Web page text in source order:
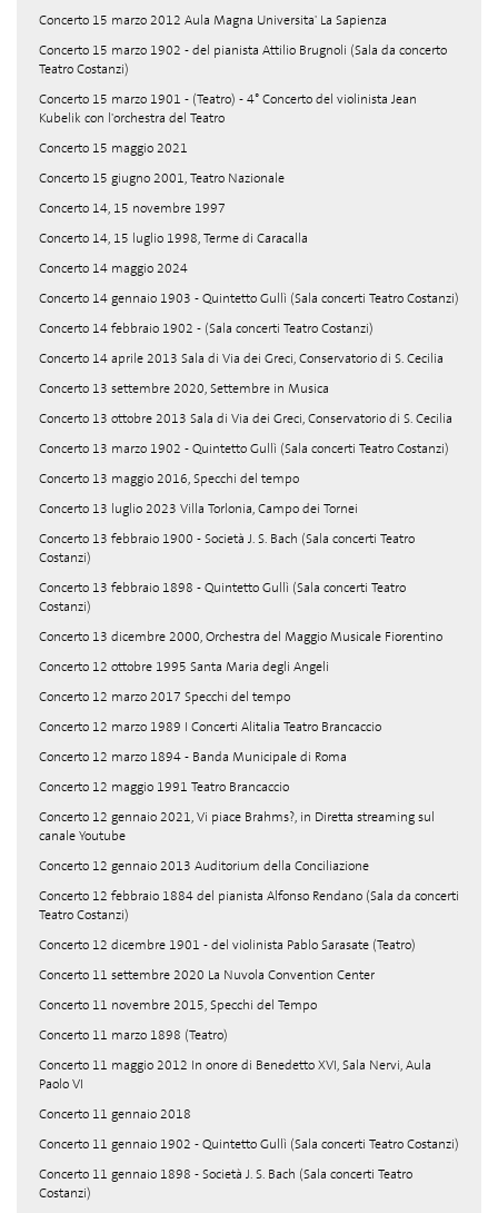
Concerto 15 marzo 2012 Aula Magna Universita' La Sapienza
Concerto 15 marzo 1902 - del pianista Attilio Brugnoli (Sala da concerto
Teatro Costanzi)
Concerto 15 marzo 1901 - (Teatro) - 4° Concerto del violinista Jean
Kubelik con l'orchestra del Teatro
Concerto 15 maggio 2021
Concerto 15 giugno 2001, Teatro Nazionale
Concerto 14, 15 novembre 1997
Concerto 14, 15 luglio 1998, Terme di Caracalla
Concerto 14 maggio 2024
Concerto 14 gennaio 1903 - Quintetto Gullì (Sala concerti Teatro Costanzi)
Concerto 14 febbraio 1902 - (Sala concerti Teatro Costanzi)
Concerto 14 aprile 2013 Sala di Via dei Greci, Conservatorio di S. Cecilia
Concerto 13 settembre 2020, Settembre in Musica
Concerto 13 ottobre 2013 Sala di Via dei Greci, Conservatorio di S. Cecilia
Concerto 13 marzo 1902 - Quintetto Gullì (Sala concerti Teatro Costanzi)
Concerto 13 maggio 2016, Specchi del tempo
Concerto 13 luglio 2023 Villa Torlonia, Campo dei Tornei
Concerto 13 febbraio 1900 - Società J. S. Bach (Sala concerti Teatro
Costanzi)
Concerto 13 febbraio 1898 - Quintetto Gullì (Sala concerti Teatro
Costanzi)
Concerto 13 dicembre 2000, Orchestra del Maggio Musicale Fiorentino
Concerto 12 ottobre 1995 Santa Maria degli Angeli
Concerto 12 marzo 2017 Specchi del tempo
Concerto 12 marzo 1989 I Concerti Alitalia Teatro Brancaccio
Concerto 12 marzo 1894 - Banda Municipale di Roma
Concerto 12 maggio 1991 Teatro Brancaccio
Concerto 12 gennaio 2021, Vi piace Brahms?, in Diretta streaming sul
canale Youtube
Concerto 12 gennaio 2013 Auditorium della Conciliazione
Concerto 12 febbraio 1884 del pianista Alfonso Rendano (Sala da concerti
Teatro Costanzi)
Concerto 12 dicembre 1901 - del violinista Pablo Sarasate (Teatro)
Concerto 11 settembre 2020 La Nuvola Convention Center
Concerto 11 novembre 2015, Specchi del Tempo
Concerto 11 marzo 1898 (Teatro)
Concerto 11 maggio 2012 In onore di Benedetto XVI, Sala Nervi, Aula
Paolo VI
Concerto 11 gennaio 2018
Concerto 11 gennaio 1902 - Quintetto Gullì (Sala concerti Teatro Costanzi)
Concerto 11 gennaio 1898 - Società J. S. Bach (Sala concerti Teatro
Costanzi)